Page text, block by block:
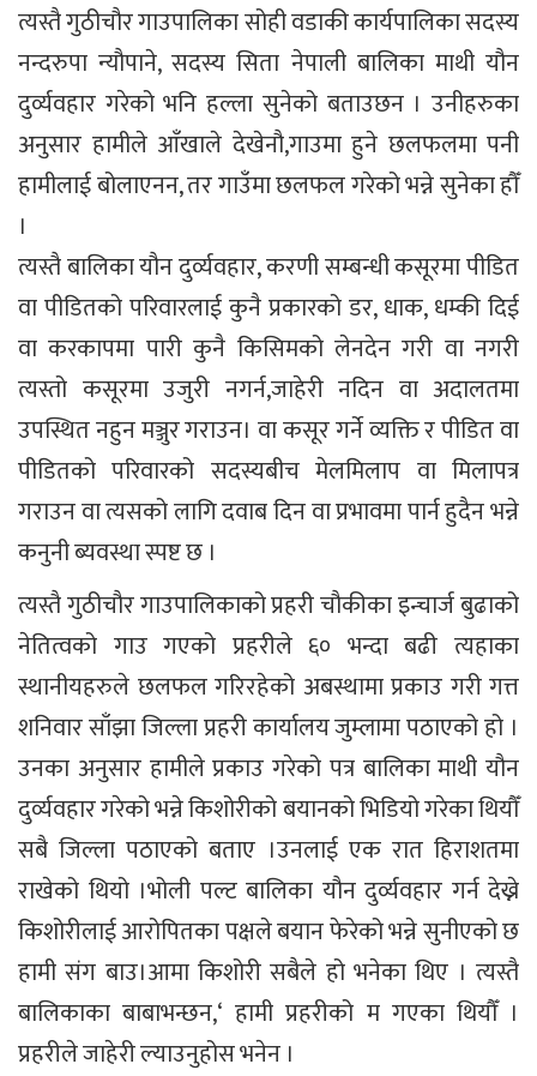
त्यस्तै गुठीचौर गाउपालिका सोही वडाकी कार्यपालिका सदस्य
नन्दरुपा न्यौपाने, सदस्य सिता नेपाली बालिका माथी यौन
दुर्व्यवहार गरेको भनि हल्ला सुनेको बताउछन । उनीहरुका
अनुसार हामीले आँखाले देखेनौ,गाउमा हुने छलफलमा पनी
हामीलाई बोलाएनन, तर गाउँमा छलफल गरेको भन्ने सुनेका हौँ
।
त्यस्तै बालिका यौन दुर्व्यवहार, करणी सम्बन्धी कसूरमा पीडित
वा पीडितको परिवारलाई कुनै प्रकारको डर, धाक, धम्की दिई
वा करकापमा पारी कुनै किसिमको लेनदेन गरी वा नगरी
त्यस्तो कसूरमा उजुरी नगर्न,जाहेरी नदिन वा अदालतमा
उपस्थित नहुन मञ्जुर गराउन। वा कसूर गर्ने व्यक्ति र पीडित वा
पीडितको परिवारको सदस्यबीच मेलमिलाप वा मिलापत्र
गराउन वा त्यसको लागि दवाब दिन वा प्रभावमा पार्न हुदैन भन्ने
कनुनी ब्यवस्था स्पष्ट छ ।
त्यस्तै गुठीचौर गाउपालिकाको प्रहरी चौकीका इन्चार्ज बुढाको
नेतित्वको गाउ गएको प्रहरीले ६० भन्दा बढी त्यहाका
स्थानीयहरुले छलफल गरिरहेको अबस्थामा प्रकाउ गरी गत्त
शनिवार साँझा जिल्ला प्रहरी कार्यालय जुम्लामा पठाएको हो ।
उनका अनुसार हामीले प्रकाउ गरेको पत्र बालिका माथी यौन
दुर्व्यवहार गरेको भन्ने किशोरीको बयानको भिडियो गरेका थियौँ
सबै जिल्ला पठाएको बताए ।उनलाई एक रात हिराशतमा
राखेको थियो ।भोली पल्ट बालिका यौन दुर्व्यवहार गर्न देख्ने
किशोरीलाई आरोपितका पक्षले बयान फेरेको भन्ने सुनीएको छ
हामी संग बाउ।आमा किशोरी सबैले हो भनेका थिए । त्यस्तै
बालिकाका बाबाभन्छन,‘ हामी प्रहरीको म गएका थियौँ ।
प्रहरीले जाहेरी ल्याउनुहोस भनेन ।